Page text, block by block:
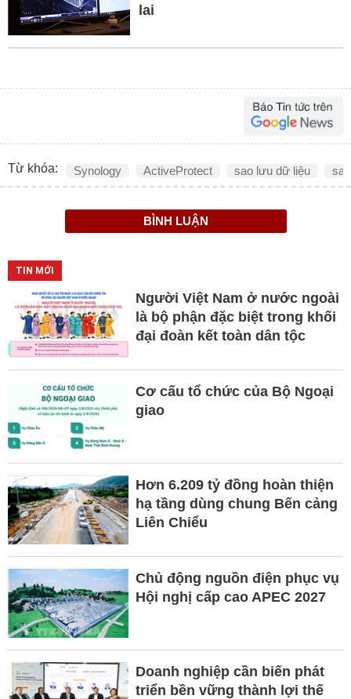
lai
Từ khóa: Synology ActiveProtect sao lưu dữ liệu
BÌNH LUẬN
TIN MỚI
Người Việt Nam ở nước ngoài
là bộ phận đặc biệt trong khối
đại đoàn kết toàn dân tộc
Cơ cấu tổ chức của Bộ Ngoại
giao
Hơn 6.209 tỷ đồng hoàn thiện
hạ tầng dùng chung Bến cảng
Liên Chiểu
Chủ động nguồn điện phục vụ
Hội nghị cấp cao APEC 2027
Doanh nghiệp cần biến phát
triển bền vững thành lợi thế